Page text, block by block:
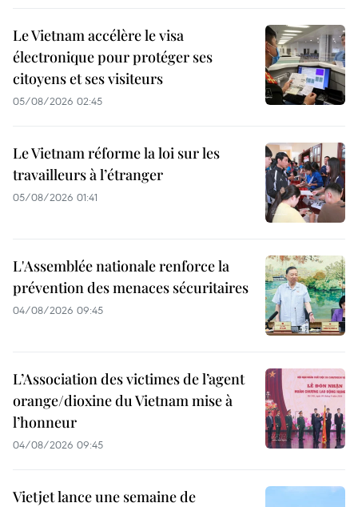
Le Vietnam accélère le visa
électronique pour protéger ses
citoyens et ses visiteurs
05/08/2026 02:45
Le Vietnam réforme la loi sur les
travailleurs à l’étranger
05/08/2026 01:41
L'Assemblée nationale renforce la
prévention des menaces sécuritaires
04/08/2026 09:45
L’Association des victimes de l’agent
orange/dioxine du Vietnam mise à
l’honneur
04/08/2026 09:45
Vietjet lance une semaine de